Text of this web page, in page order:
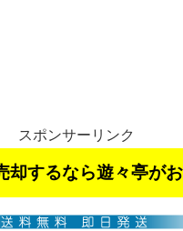
スポンサーリンク
却するなら遊々亭がお